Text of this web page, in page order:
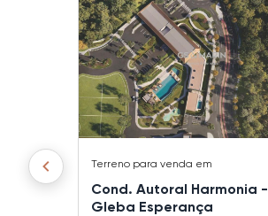
Terreno para venda em
Cond. Autoral Harmonia -
Gleba Esperança